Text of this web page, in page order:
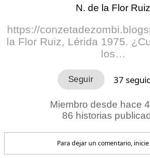
N. de la Flor Ruiz
https://
la Flor Ruiz, Lérida 1975.
los…
37
Miembro desde hace
86 historias
Para dejar un comentario, inicie